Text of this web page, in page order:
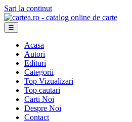
Sari la continut
☰
Acasa
Autori
Edituri
Categorii
Top Vizualizari
Top cautari
Carti Noi
Despre Noi
Contact